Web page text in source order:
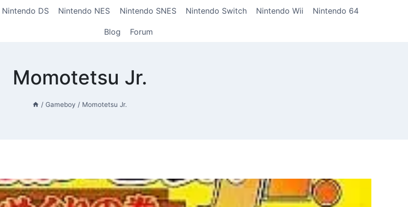
Nintendo DS Nintendo NES Nintendo SNES Nintendo Switch Nintendo Wii Nintendo 64
Blog Forum
Momotetsu Jr.
/ Gameboy / Momotetsu Jr.